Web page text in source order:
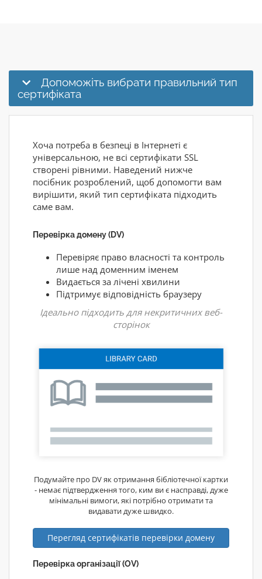
Допоможіть вибрати правильний тип
сертифіката
Хоча потреба в безпеці в Інтернеті є
універсальною, не всі сертифікати SSL
створені рівними. Наведений нижче
посібник розроблений, щоб допомогти вам
вирішити, який тип сертифіката підходить
саме вам.
Перевірка домену (DV)
Перевіряє право власності та контроль
лише над доменним іменем
Видається за лічені хвилини
Підтримує відповідність браузеру
Ідеально підходить для некритичних веб-
сторінок
Подумайте про DV як отримання бібліотечної картки
- немає підтвердження того, ким ви є насправді, дуже
мінімальні вимоги, які потрібно отримати та
видавати дуже швидко.
Перегляд сертифікатів перевірки домену
Перевірка організації (OV)